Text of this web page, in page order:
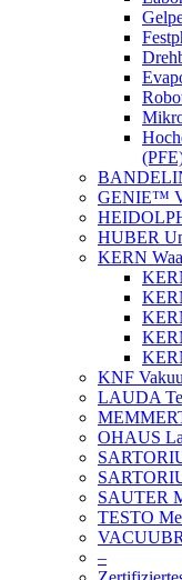
GENIE™
HUBER
KERN
KNF
LAUDA
OHAUS
SAUTER
TESTO
–